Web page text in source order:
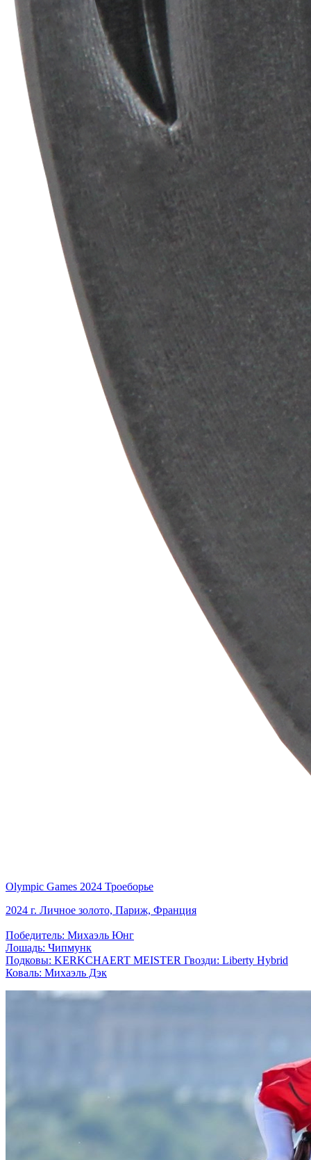
Olympic Games 2024 Троеборье
2024 г. Личное золото, Париж, Франция
Победитель: Михаэль Юнг
Лошадь: Чипмунк
Подковы: KERKCHAERT MEISTER Гвозди: Liberty Hybrid
Коваль: Михаэль Дэк